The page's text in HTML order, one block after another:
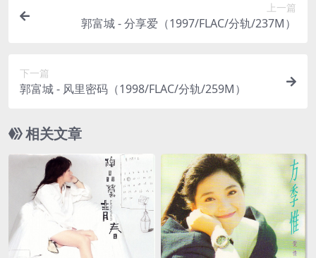
上一篇
郭富城 - 分享爱（1997/FLAC/分轨/237M）
下一篇
郭富城 - 风里密码（1998/FLAC/分轨/259M）
相关文章